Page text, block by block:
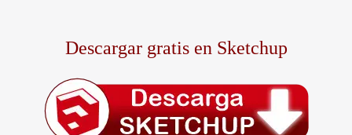
Descargar gratis en Sketchup